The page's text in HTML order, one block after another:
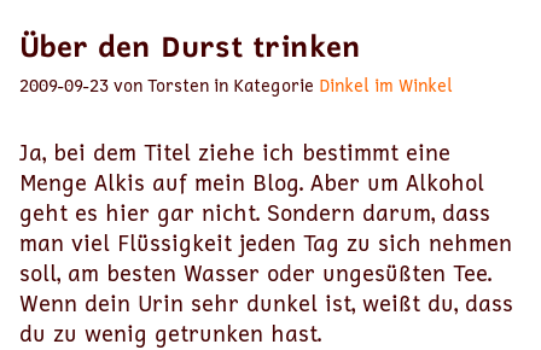
Über den Durst trinken
2009-09-23 von Torsten in Kategorie Dinkel im Winkel
Ja, bei dem Titel ziehe ich bestimmt eine
Menge Alkis auf mein Blog. Aber um Alkohol
geht es hier gar nicht. Sondern darum, dass
man viel Flüssigkeit jeden Tag zu sich nehmen
soll, am besten Wasser oder ungesüßten Tee.
Wenn dein Urin sehr dunkel ist, weißt du, dass
du zu wenig getrunken hast.